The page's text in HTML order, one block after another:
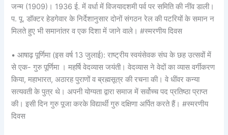
जन्म (1909)। 1936 ई. में वर्धा में विजयादशमी पर्व पर समिति की नींव डाली।
प. पू. डॉक्टर हेडगेवार के निर्देशानुसार दोनों संगठन रेल की पटरियों के समान न
मिलते हुए भी समानांतर व एक दिशा में जाने वाले। #स्मरणीय दिवस
• आषाढ़ पूर्णिमा (इस वर्ष 13 जुलाई): राष्ट्रीय स्वयंसेवक संघ के छह उत्सवों में
से एक- गुरु पूर्णिमा । महर्षि वेदव्यास जयंती। वेदव्यास ने वेदों का व्यास वर्गीकरण
किया, महाभारत, अठारह पुराणों व ब्रह्मसूत्र की रचना की। वे धींवर कन्या
सत्यवती के पुत्र थे। अपनी योग्यता द्वारा समाज में सर्वोच्च पद प्रतिष्ठा प्राप्त
की। इसी दिन गुरु पूजा करके विद्यार्थी गुरु दक्षिणा अर्पित करते हैं। #स्मरणीय
दिवस